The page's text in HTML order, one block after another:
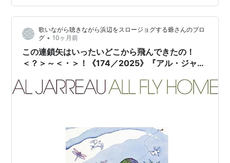
歌いながら聴きながら浜辺をスロージョグする爺さんのブロ
グ • 10ヶ月前
この連鎖矢はいったいどこから飛んできたの！
＜？＞～＜・＞！《174／2025》『アル・ジャロ
Home)【AMU[HD]】【SPD】』｜今日の【チャ
ト爺カフェ（〔ChatGPT〕カフェ）】セッション
「アル・ジャロウ(Al Jarreau)をフューチャーし
ているミュージシャンのアルバムを教えて下さ
い！ｍ＿＾！」チャト爺よろしくね！＾＿ｍ！